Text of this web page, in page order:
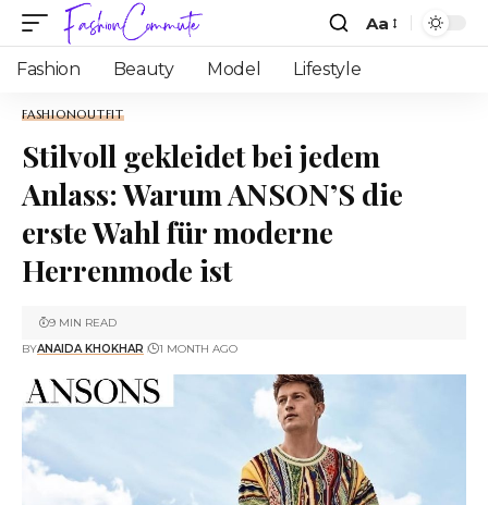
Aa
Fashion Beauty Model Lifestyle
FASHIONOUTFIT
Stilvoll gekleidet bei jedem
Anlass: Warum ANSON’S die
erste Wahl für moderne
Herrenmode ist
BYANAIDA KHOKHAR 1 MONTH AGO
9 MIN READ